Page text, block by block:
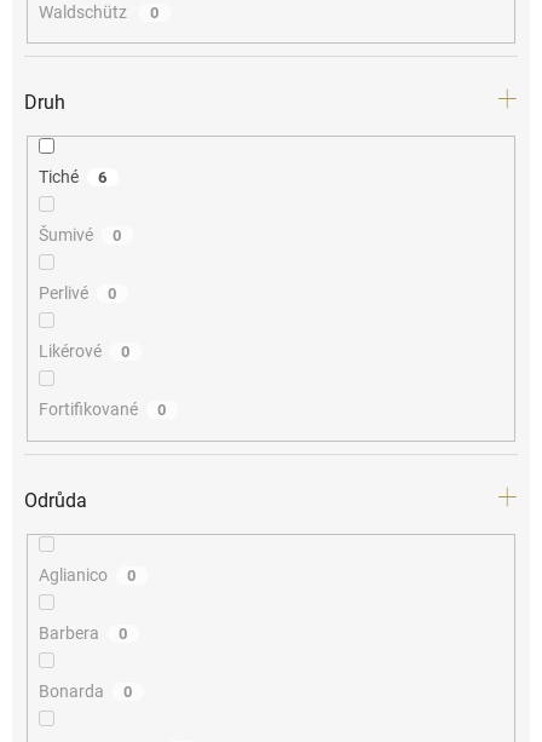
Waldschütz 0
Druh
Tiché 6
Šumivé 0
Perlivé 0
Likérové 0
Fortifikované 0
Odrůda
Aglianico 0
Barbera 0
Bonarda 0